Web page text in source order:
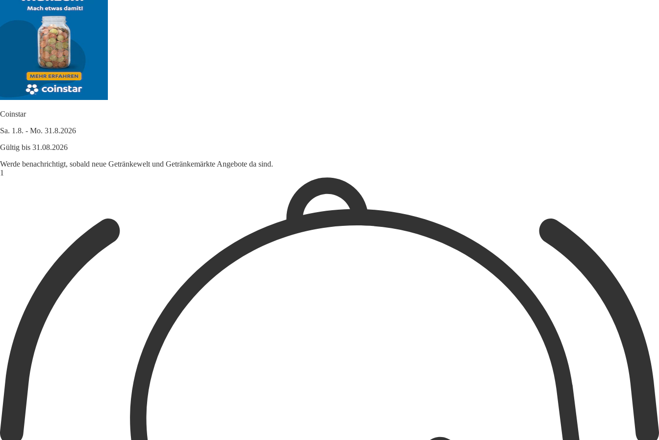
Coinstar
Sa. 1.8. - Mo. 31.8.2026
Gültig bis 31.08.2026
Werde benachrichtigt, sobald neue Getränkewelt und Getränkemärkte Angebote da sind.